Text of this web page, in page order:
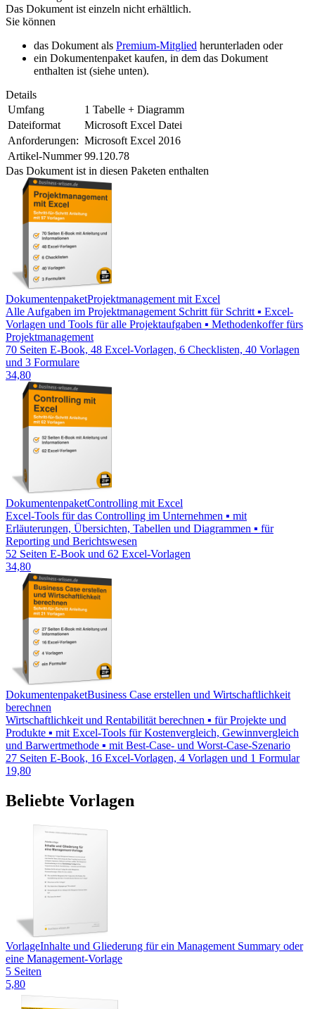
Das Dokument ist einzeln nicht erhältlich.
Sie können
das Dokument als Premium-Mitglied herunterladen oder
ein Dokumentenpaket kaufen, in dem das Dokument
enthalten ist (siehe unten).
Details
Umfang
1 Tabelle + Diagramm
Dateiformat
Microsoft Excel Datei
Anforderungen: Microsoft Excel 2016
Artikel-Nummer 99.120.78
Das Dokument ist in diesen Paketen enthalten
DokumentenpaketProjektmanagement mit Excel
Alle Aufgaben im Projektmanagement Schritt für Schritt ▪ Excel-
Vorlagen und Tools für alle Projektaufgaben ▪ Methodenkoffer fürs
Projektmanagement
70 Seiten E-Book, 48 Excel-Vorlagen, 6 Checklisten, 40 Vorlagen
und 3 Formulare
34,80
DokumentenpaketControlling mit Excel
Excel-Tools für das Controlling im Unternehmen ▪ mit
Erläuterungen, Übersichten, Tabellen und Diagrammen ▪ für
Reporting und Berichtswesen
52 Seiten E-Book und 62 Excel-Vorlagen
34,80
DokumentenpaketBusiness Case erstellen und Wirtschaftlichkeit
berechnen
Wirtschaftlichkeit und Rentabilität berechnen ▪ für Projekte und
Produkte ▪ mit Excel-Tools für Kostenvergleich, Gewinnvergleich
und Barwertmethode ▪ mit Best-Case- und Worst-Case-Szenario
27 Seiten E-Book, 16 Excel-Vorlagen, 4 Vorlagen und 1 Formular
19,80
Beliebte Vorlagen
VorlageInhalte und Gliederung für ein Management Summary oder
eine Management-Vorlage
5 Seiten
5,80